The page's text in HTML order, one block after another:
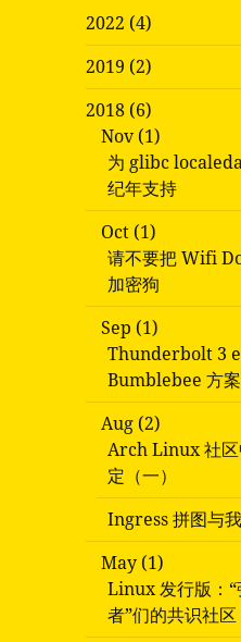
2022 (4)
2019 (2)
2018 (6)
Nov (1)
为 glibc
纪年支持
Oct (1)
请不要把 Wifi
加密狗
Sep (1)
Thunderbolt 3
Bumblebee 方
Aug (2)
Arch Linux 社区
定（一）
Ingress 拼图与
May (1)
Linux 发行版：“
者”们的共识社区